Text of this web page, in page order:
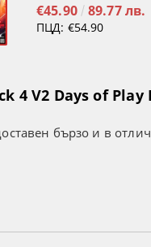
€45.90 89.77 лв.
ПЦД: €54.90
4 V2 Days of
бързо и в